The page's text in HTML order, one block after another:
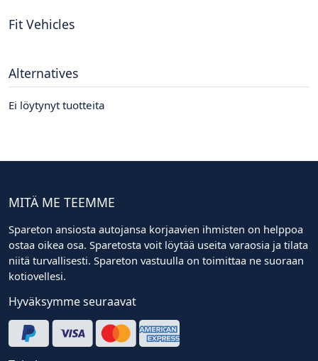
Fit Vehicles
Alternatives
Ei löytynyt tuotteita
MITÄ ME TEEMME
Spareton ansiosta autojansa korjaavien ihmisten on helppoa
ostaa oikea osa. Sparetosta voit löytää useita varaosia ja tilata
niitä turvallisesti. Spareton vastuulla on toimittaa ne suoraan
kotiovellesi.
Hyväksymme seuraavat